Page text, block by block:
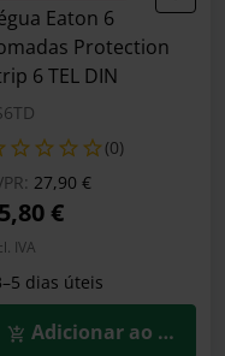
Eaton 6
Protection
6 TEL DIN
(0)
Preço reduzido de
27,90 €para
€
IVA
dias úteis
Adicionar ao